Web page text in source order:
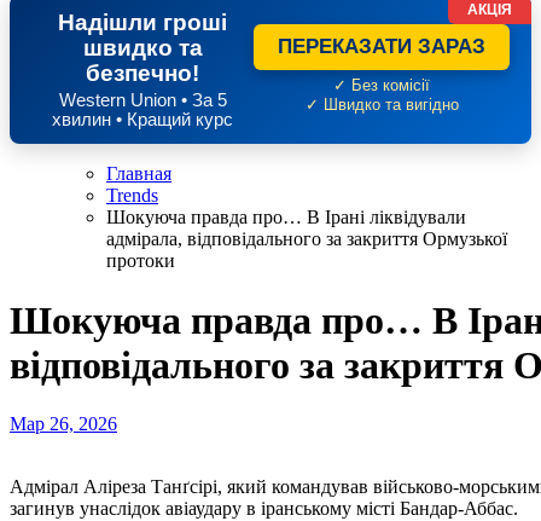
Надішли гроші
швидко та
безпечно!
Western Union • За 5
хвилин • Кращий курс
ПЕРЕКАЗАТИ ЗАРАЗ
✓ Без комісії
✓ Швидко та вигідно
АКЦІЯ
Главная
Trends
Шокуюча правда про… В Ірані ліквідували
адмірала, відповідального за закриття Ормузької
протоки
Шокуюча правда про… В
відповідального за закриття
Мар 26, 2026
Адмірал Аліреза Танґсірі, який командував військово-морськими силами Корпусу вартових ісламської революції,
загинув унаслідок авіаудару в іранському місті Бандар-Аббас.